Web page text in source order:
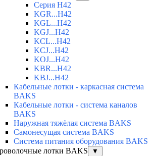
Серия H42
KGR...H42
KGL...H42
KGJ...H42
KCL...H42
KCJ...H42
KOJ...H42
KBR...H42
KBJ...H42
Кабельные лотки - каркасная система
BAKS
Кабельные лотки - система каналов
BAKS
Наружная тяжёлая система BAKS
Самонесущая система BAKS
Система питания оборудования BAKS
лотки BAKS
▼